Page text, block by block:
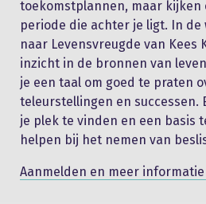
toekomstplannen, maar kijken
periode die achter je ligt. In de
naar Levensvreugde van Kees
inzicht in de bronnen van
je een taal om goed te praten
teleurstellingen en successen.
je plek te vinden en een basis
helpen bij het nemen van
Aanmelden en meer